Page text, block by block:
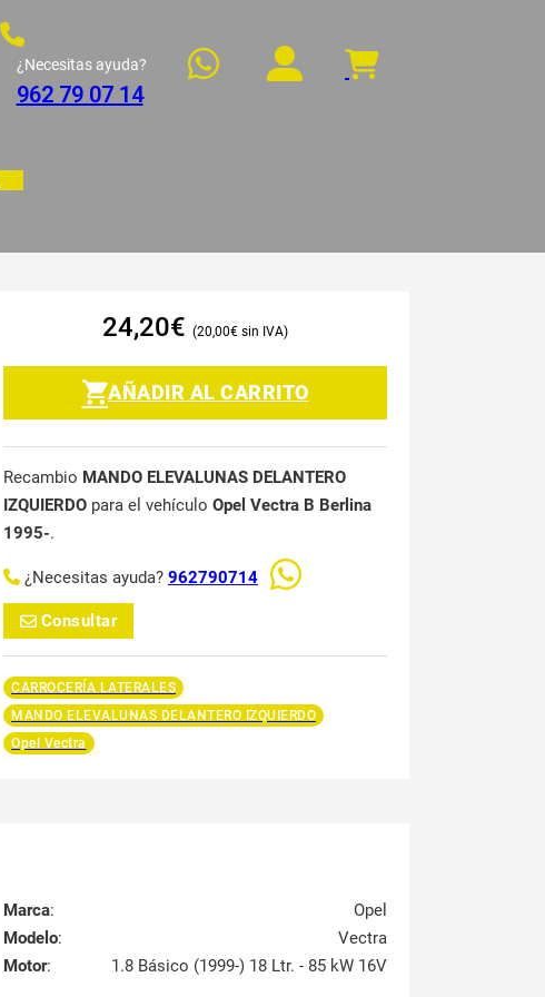
¿Necesitas ayuda?
962 79 07 14
24,20€ 20,00€
AÑADIR AL CARRITO
Recambio MANDO ELEVALUNAS DELANTERO
IZQUIERDO para el vehículo Opel Vectra B Berlina
1995-.
¿Necesitas ayuda? 962790714
Consultar
CARROCERÍA LATERALES
MANDO ELEVALUNAS DELANTERO IZQUIERDO
Opel Vectra
Marca:
Opel
Modelo:
Vectra
Motor: 1.8 Básico (1999-) 18 Ltr. - 85 kW 16V